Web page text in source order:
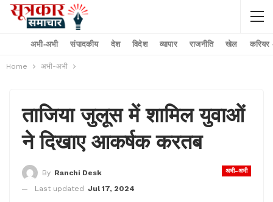
अभी-अभी संपादकीय देश विदेश व्यापार राजनीति खेल करियर
Home अभी-अभी
ताजिया जुलूस में शामिल युवाओं
ने दिखाए आकर्षक करतब
अभी-अभी
By Ranchi Desk
Last updated Jul 17, 2024